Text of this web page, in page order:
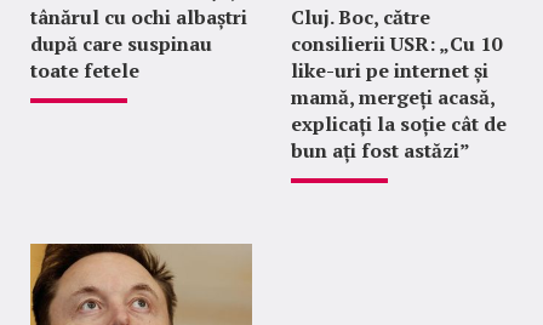
tânărul cu ochi albaștri
după care suspinau
toate fetele
Cluj. Boc, către
consilierii USR: „Cu 10
like-uri pe internet și
mamă, mergeți acasă,
explicați la soție cât de
bun ați fost astăzi”